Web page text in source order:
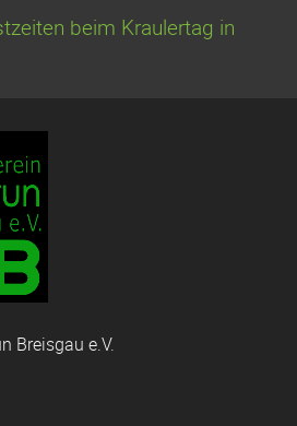
beim Kraulertag in
Breisgau e.V.